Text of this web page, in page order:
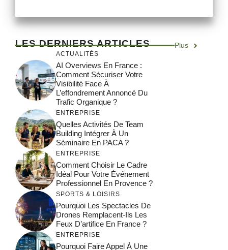
LES DERNIERS ARTICLES Plus
ACTUALITÉS
AI Overviews En France :
Comment Sécuriser Votre
Visibilité Face À
L’effondrement Annoncé Du
Trafic Organique ?
ENTREPRISE
Quelles Activités De Team
Building Intégrer À Un
Séminaire En PACA ?
ENTREPRISE
Comment Choisir Le Cadre
Idéal Pour Votre Événement
Professionnel En Provence ?
SPORTS & LOISIRS
Pourquoi Les Spectacles De
Drones Remplacent-Ils Les
Feux D’artifice En France ?
ENTREPRISE
Pourquoi Faire Appel À Une